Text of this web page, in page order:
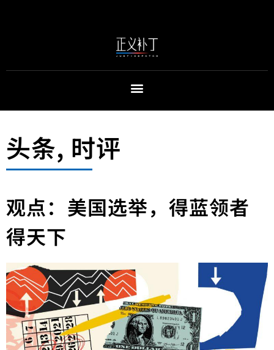
头条, 时评
观点：美国选举，得蓝领者
得天下